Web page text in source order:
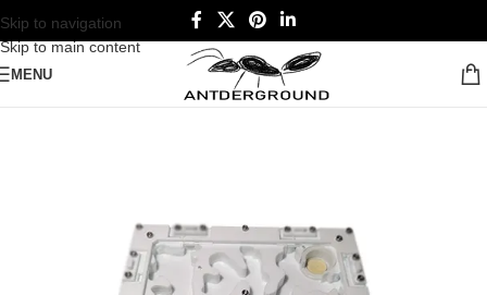
Skip to navigation
Skip to main content
MENU